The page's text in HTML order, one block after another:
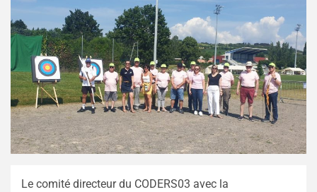
Le comité directeur du CODERS03 avec la